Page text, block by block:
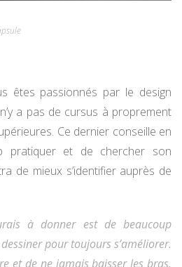
êtes passionnés par le design
a pas de cursus à proprement
Ce dernier conseille en
pratiquer et de chercher son
de mieux s’identifier auprès de
à donner est de beaucoup
pour toujours s’améliorer.
et de ne jamais baisser les bras.